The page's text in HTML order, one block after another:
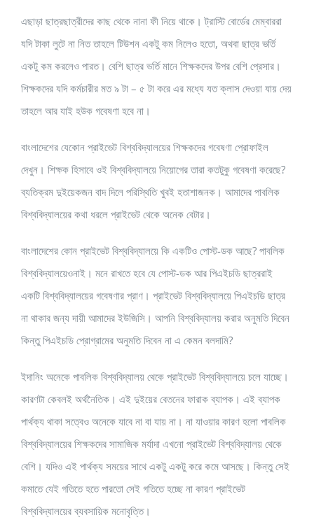
এছাড়া ছাত্রছাত্রীদের কাছ থেকে নানা ফী নিয়ে থাকে। ট্রাস্টি বোর্ডের মেম্বাররা
যদি টাকা লুটে না নিত তাহলে টিউশন একটু কম নিলেও হতো, অথবা ছাত্র ভর্তি
একটু কম করলেও পারত। বেশি ছাত্র ভর্তি মানে শিক্ষকদের উপর বেশি প্রেসার।
শিক্ষকদের যদি কর্মচারীর মত ৯ টা – ৫ টা করে এর মধ্যে যত ক্লাস দেওয়া যায় দেয়
তাহলে আর যাই হউক গবেষণা হবে না।
বাংলাদেশের যেকোন প্রাইভেট বিশ্ববিদ্যালয়ের শিক্ষকদের গবেষণা প্রোফাইল
দেখুন। শিক্ষক হিসাবে ওই বিশ্ববিদ্যালয়ে নিয়োগের তারা কতটুকু গবেষণা করেছে?
ব্যতিক্রম দুইয়েকজন বাদ দিলে পরিস্থিতি খুবই হতাশাজনক। আমাদের পাবলিক
বিশ্ববিদ্যালয়ের কথা ধরলে প্রাইভেট থেকে অনেক বেটার।
বাংলাদেশের কোন প্রাইভেট বিশ্ববিদ্যালয়ে কি একটিও পোস্ট-ডক আছে? পাবলিক
বিশ্ববিদ্যালয়েওনাই। মনে রাখতে হবে যে পোস্ট-ডক আর পিএইচডি ছাত্ররাই
একটি বিশ্ববিদ্যালয়ের গবেষণার প্রাণ। প্রাইভেট বিশ্ববিদ্যালয়ে পিএইচডি ছাত্র
না থাকার জন্য দায়ী আমাদের ইউজিসি। আপনি বিশ্ববিদ্যালয় করার অনুমতি দিবেন
কিন্তু পিএইচডি প্রোগ্রামের অনুমতি দিবেন না এ কেমন বলদামি?
ইদানিং অনেকে পাবলিক বিশ্ববিদ্যালয় থেকে প্রাইভেট বিশ্ববিদ্যালয়ে চলে যাচ্ছে।
কারণটা কেবলই অর্থনৈতিক। এই দুইয়ের বেতনের ফারাক ব্যাপক। এই ব্যাপক
পার্থক্য থাকা সত্বেও অনেকে যাবে না বা যায় না। না যাওয়ার কারণ হলো পাবলিক
বিশ্ববিদ্যালয়ের শিক্ষকদের সামাজিক মর্যাদা এখনো প্রাইভেট বিশ্ববিদ্যালয় থেকে
বেশি। যদিও এই পার্থক্য সময়ের সাথে একটু একটু করে কমে আসছে। কিন্তু সেই
কমাতে যেই গতিতে হতে পারতো সেই গতিতে হচ্ছে না কারণ প্রাইভেট
বিশ্ববিদ্যালয়ের ব্যবসায়িক মনোবৃত্তি।